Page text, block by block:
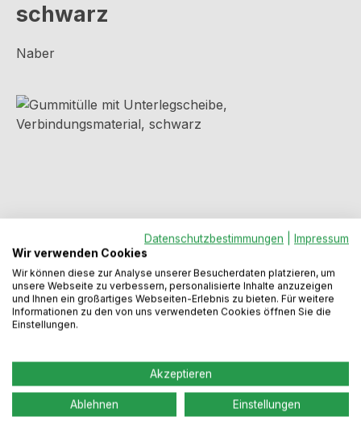
schwarz
Naber
Bildergalerie überspringen
Regulärer Preis:
12,86 €
Sofort verfügbar, Lieferzeit: 2-5 Werktage
Datenschutzbestimmungen
Impressum
Wir verwenden Cookies
Wir können diese zur Analyse unserer Besucherdaten platzieren, um
unsere Webseite zu verbessern, personalisierte Inhalte anzuzeigen
und Ihnen ein großartiges Webseiten-Erlebnis zu bieten. Für weitere
Informationen zu den von uns verwendeten Cookies öffnen Sie die
Einstellungen.
Akzeptieren
Ablehnen Einstellungen